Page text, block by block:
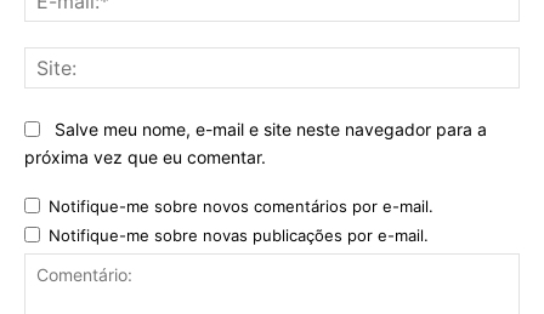
Salve meu nome, e-mail e site neste navegador para a
próxima vez que eu comentar.
Notifique-me sobre novos comentários por e-mail.
Notifique-me sobre novas publicações por e-mail.